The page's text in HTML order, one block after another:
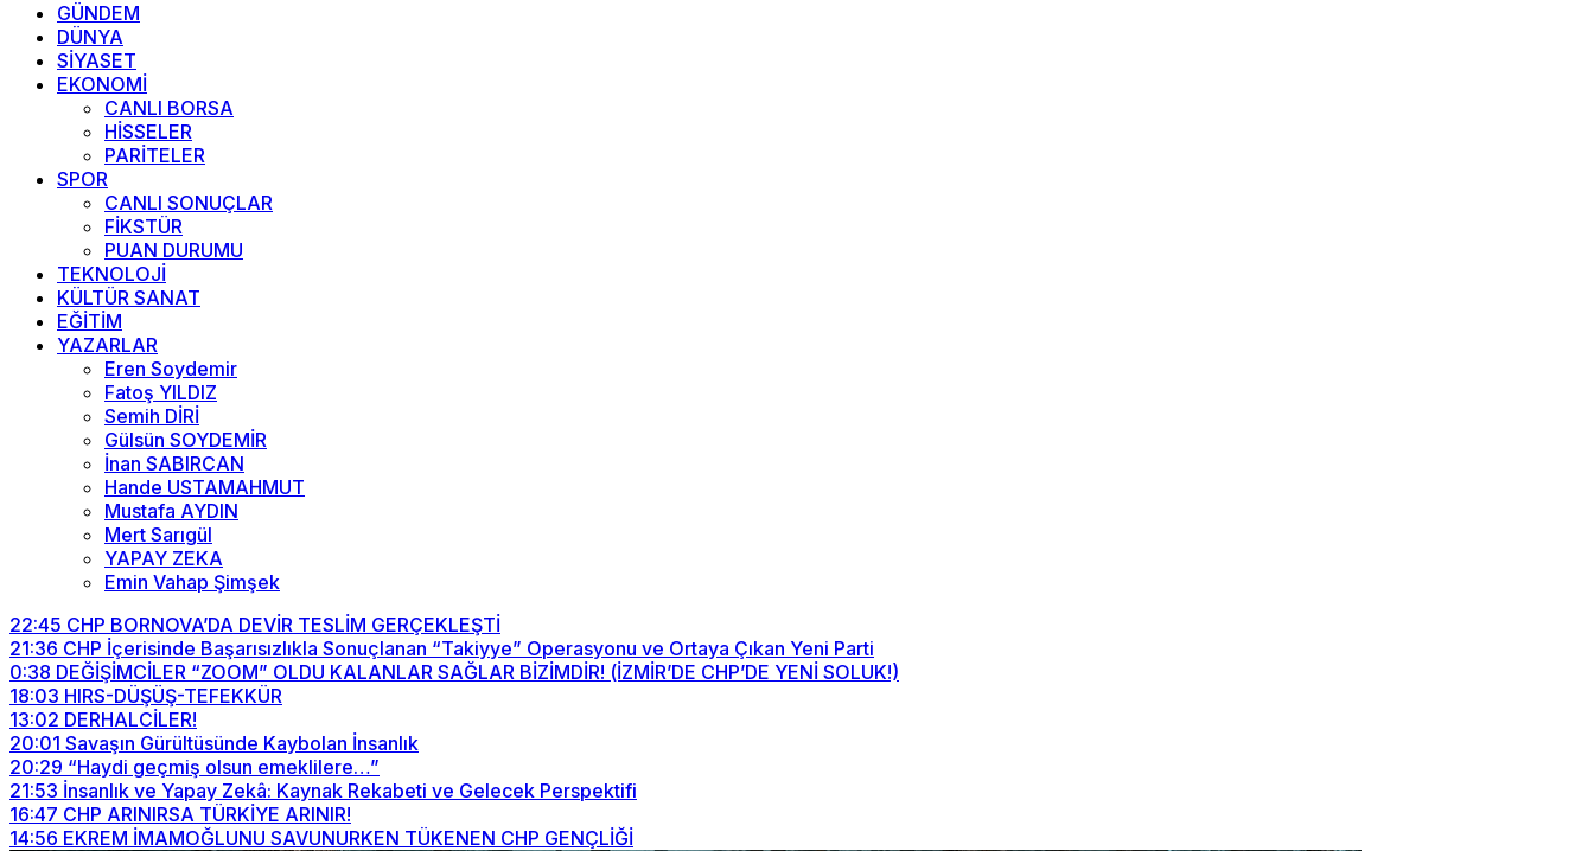
GÜNDEM
DÜNYA
SİYASET
EKONOMİ
CANLI BORSA
HİSSELER
PARİTELER
SPOR
CANLI SONUÇLAR
FİKSTÜR
PUAN DURUMU
TEKNOLOJİ
KÜLTÜR SANAT
EĞİTİM
YAZARLAR
Eren Soydemir
Fatoş YILDIZ
Semih DİRİ
Gülsün SOYDEMİR
İnan SABIRCAN
Hande USTAMAHMUT
Mustafa AYDIN
Mert Sarıgül
YAPAY ZEKA
Emin Vahap Şimşek
22:45 CHP BORNOVA’DA DEVİR TESLİM GERÇEKLEŞTİ
21:36 CHP İçerisinde Başarısızlıkla Sonuçlanan “Takiyye” Operasyonu ve Ortaya Çıkan Yeni Parti
0:38 DEĞİŞİMCİLER “ZOOM” OLDU KALANLAR SAĞLAR BİZİMDİR! (İZMİR’DE CHP’DE YENİ SOLUK!)
18:03 HIRS-DÜŞÜŞ-TEFEKKÜR
13:02 DERHALCİLER!
20:01 Savaşın Gürültüsünde Kaybolan İnsanlık
20:29 “Haydi geçmiş olsun emeklilere…”
21:53 İnsanlık ve Yapay Zekâ: Kaynak Rekabeti ve Gelecek Perspektifi
16:47 CHP ARINIRSA TÜRKİYE ARINIR!
14:56 EKREM İMAMOĞLUNU SAVUNURKEN TÜKENEN CHP GENÇLİĞİ